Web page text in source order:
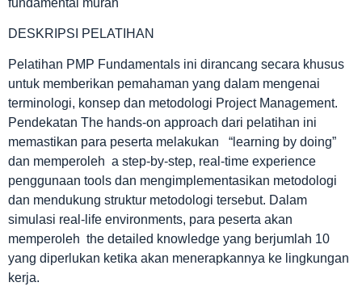
DESKRIPSI PELATIHAN
Pelatihan PMP Fundamentals ini dirancang secara khusus
untuk memberikan pemahaman yang dalam mengenai
terminologi, konsep dan metodologi Project Management.
Pendekatan The hands-on approach dari pelatihan ini
memastikan para peserta melakukan “learning by doing”
dan memperoleh a step-by-step, real-time experience
penggunaan tools dan mengimplementasikan metodologi
dan mendukung struktur metodologi tersebut. Dalam
simulasi real-life environments, para peserta akan
memperoleh the detailed knowledge yang berjumlah 10
yang diperlukan ketika akan menerapkannya ke lingkungan
kerja.